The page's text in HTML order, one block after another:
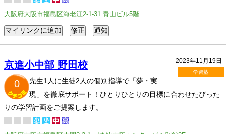
大阪府大阪市福島区海老江2-1-31 青山ビル5階
2023年11月19日
学習塾
京進小中部 野田校
0
先生1人に生徒2人の個別指導で「夢・実
現」を徹底サポート！ひとりひとりの目標に合わせたぴった
りの学習計画をご提案します。